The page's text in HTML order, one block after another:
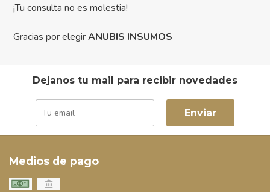
¡Tu consulta no es molestia!
Gracias por elegirANUBIS INSUMOS
Dejanos tu mail para recibir novedades
Enviar
Medios de pago